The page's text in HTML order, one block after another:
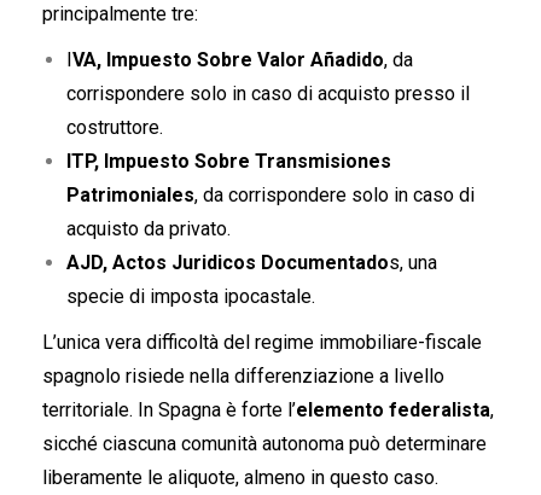
principalmente tre:
IVA, Impuesto Sobre Valor Añadido, da
corrispondere solo in caso di acquisto presso il
costruttore.
ITP, Impuesto Sobre Transmisiones
Patrimoniales, da corrispondere solo in caso di
acquisto da privato.
AJD, Actos Juridicos Documentados, una
specie di imposta ipocastale.
L’unica vera difficoltà del regime immobiliare-fiscale
spagnolo risiede nella differenziazione a livello
territoriale. In Spagna è forte l’elemento federalista,
sicché ciascuna comunità autonoma può determinare
liberamente le aliquote, almeno in questo caso.